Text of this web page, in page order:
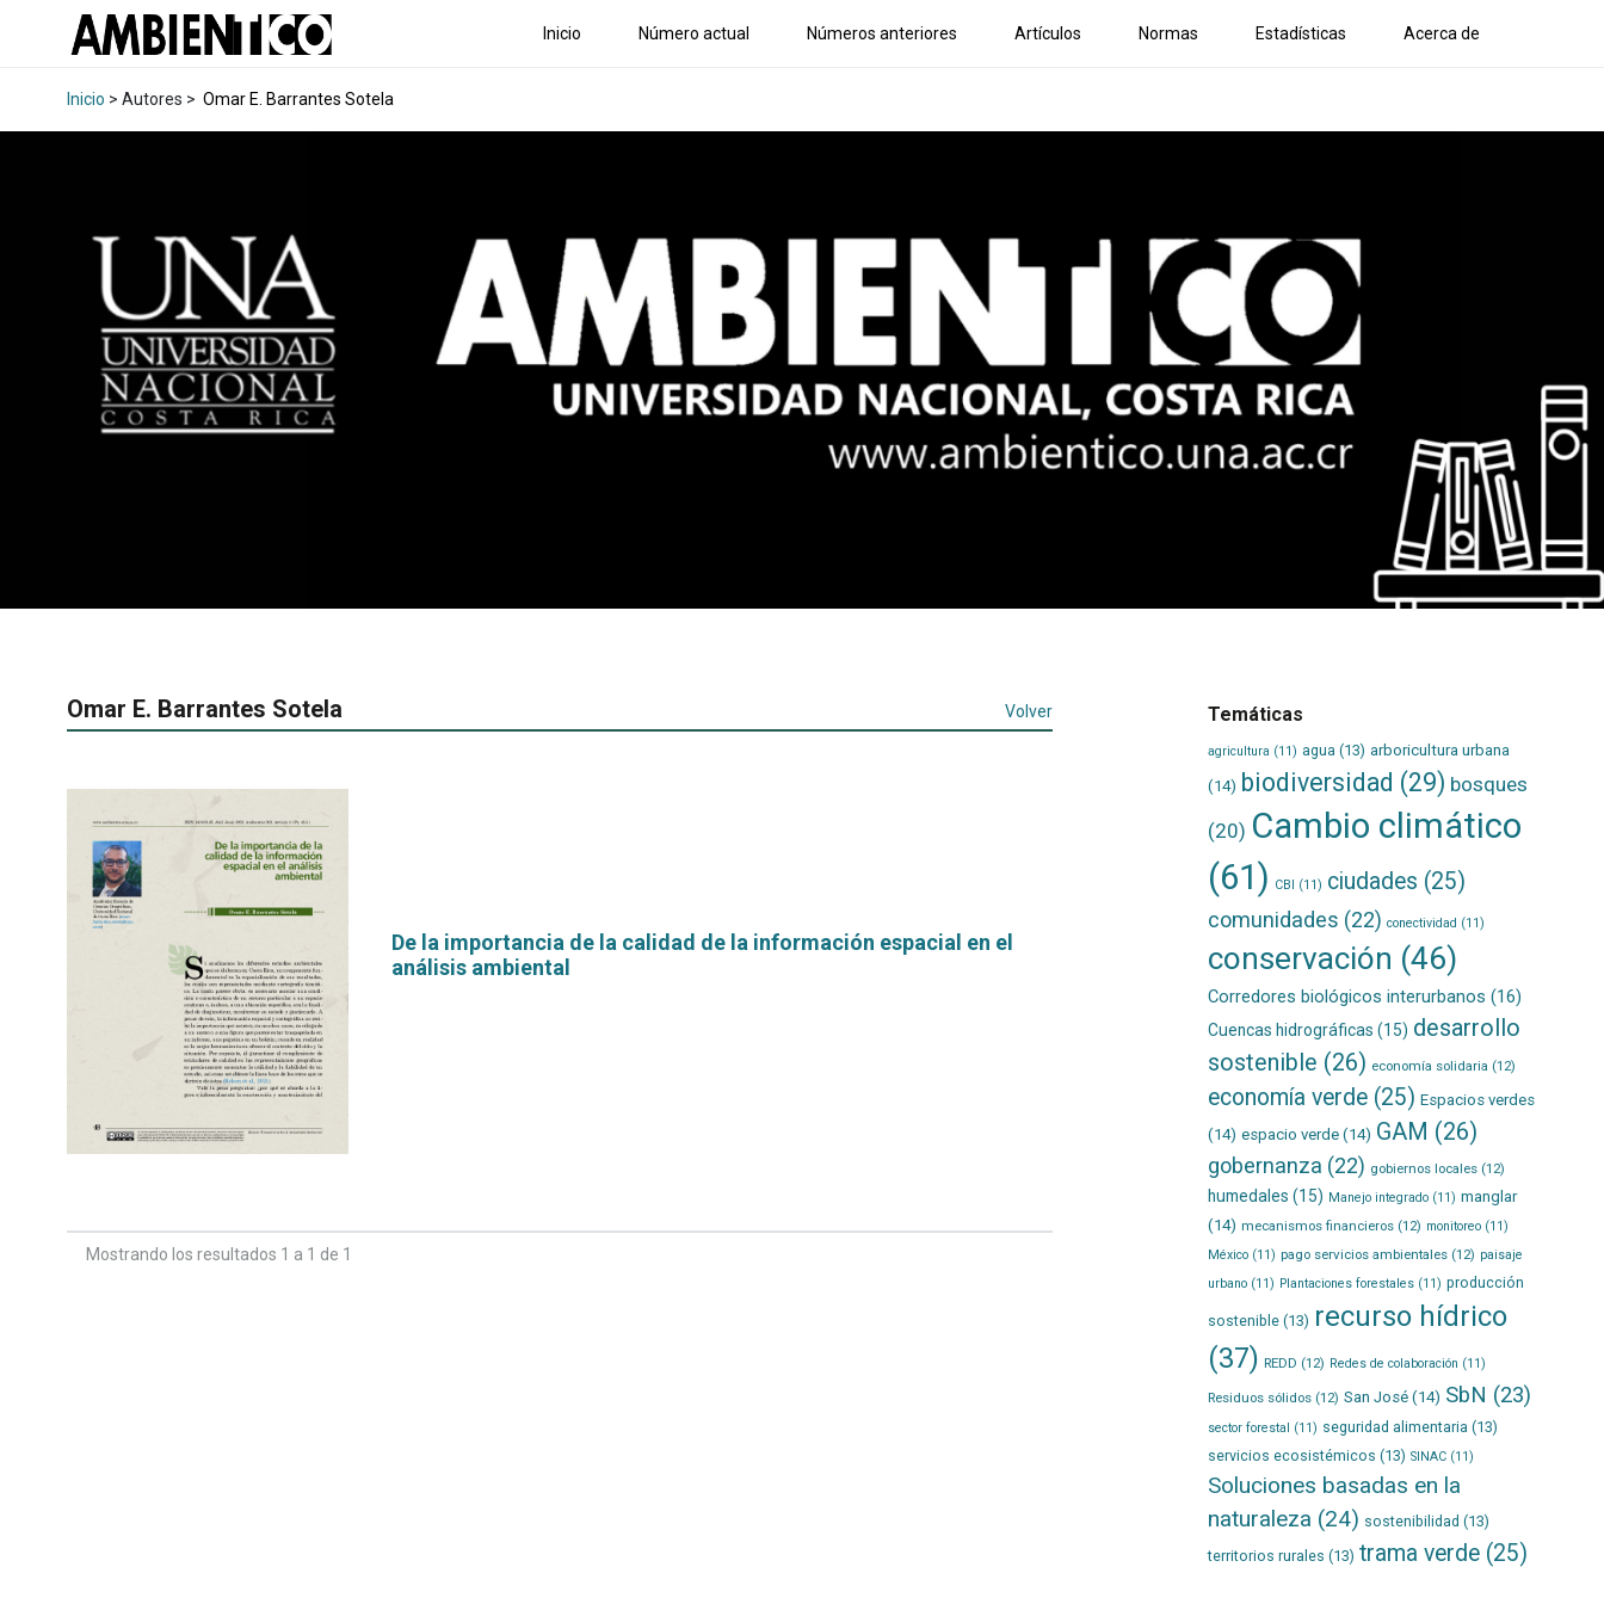
Inicio Número actual Números anteriores Artículos Normas Estadísticas Acerca de
Inicio > Autores > Omar E. Barrantes Sotela
Omar E. Barrantes Sotela Volver
De la importancia de la calidad de la información espacial en el
análisis ambiental
Mostrando los resultados 1 a 1 de 1
Temáticas
agricultura (11) agua (13) arboricultura urbana
(14) biodiversidad (29) bosques
(20) Cambio climático
(61) CBI (11) ciudades (25)
comunidades (22) conectividad (11)
conservación (46)
Corredores biológicos interurbanos (16)
Cuencas hidrográficas (15) desarrollo
sostenible (26) economía solidaria (12)
economía verde(25) Espacios verdes
(14) espacio verde(14) GAM (26)
gobernanza (22) gobiernos locales(12)
humedales (15) Manejo integrado(11) manglar
(14) mecanismos financieros(12) monitoreo(11)
México(11) pago servicios ambientales(12) paisaje
urbano(11) Plantaciones forestales(11) producción
sostenible(13) recurso hídrico
(37) REDD (12) Redes de colaboración (11)
Residuos sólidos(12) San José(14) SbN (23)
sector forestal (11) seguridad alimentaria (13)
servicios ecosistémicos (13) SINAC(11)
Soluciones basadas en la
naturaleza (24) sostenibilidad (13)
territorios rurales (13) trama verde(25)